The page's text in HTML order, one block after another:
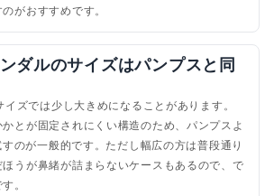
がおすすめです。
ダルのサイズはパンプスと同
ズでは少し大きめになることがあります。
かとが固定されにくい構造のため、パンプスよ
のが一般的です。ただし幅広の方は普段通り
うが鼻緒が詰まらないケースもあるので、で
。